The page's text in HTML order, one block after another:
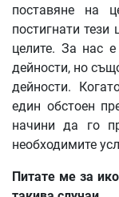
поставяне на
постигнати
целите. За нас
дейности, но
дейности.
един обстоен
начини да го
необходимите
Питате ме за